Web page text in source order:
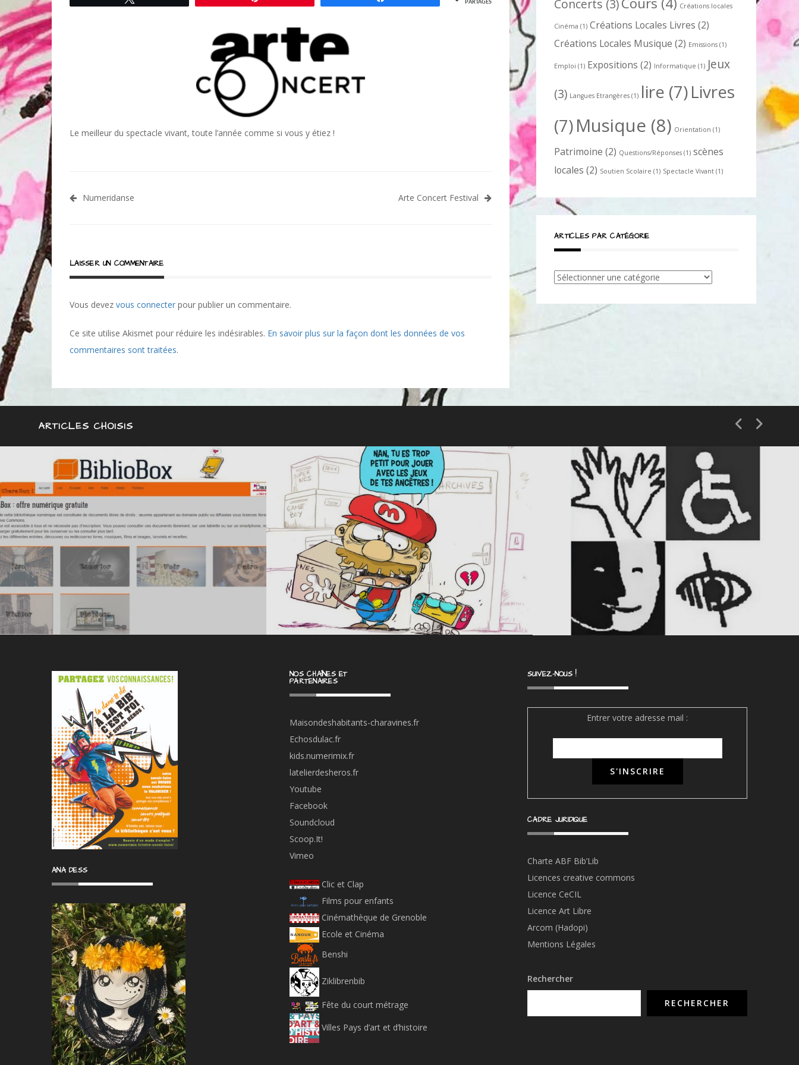
PARTAGES
Le meilleur du spectacle vivant, toute l’année comme si vous y étiez !
Navigation
Numeridanse Arte Concert Festival
LAISSER UN COMMENTAIRE
Vous devez vous connecter pour publier un commentaire.
Ce site utilise Akismet pour réduire les indésirables. En savoir plus sur la façon dont les données de vos
commentaires sont traitées.
Concerts (3) Créations locales
Cinéma (1) Créations Locales Livres (2)
Créations Locales Musique (2) Emissions (1)
Emploi (1) Expositions (2) Informatique (1) Jeux
(3) Langues Etrangères (1) lire (7)Livres
(7)Musique (8) Orientation (1)
Patrimoine (2) Questions/Réponses (1) scènes
locales (2) Soutien Scolaire (1) Spectacle Vivant (1)
ARTICLES PAR CATÉGORIE
Articles
catégorie
ARTICLES CHOISIS
ANA DESS
NOS CHAÎNES ET
PARTENAIRES
Maisondeshabitants-charavines.fr
Echosdulac.fr
kids.numerimix.fr
latelierdesheros.fr
Youtube
Facebook
Soundcloud
Scoop.It!
Vimeo
Clic et Clap
Films pour enfants
Cinémathèque de Grenoble
Ecole et Cinéma
Benshi
Ziklibrenbib
Fête du court métrage
Villes Pays d’art et d’histoire
SUIVEZ-NOUS !
Entrer votre adresse mail :
CADRE JURIDIQUE
Charte ABF Bib’Lib
Licences creative commons
Licence CeCIL
Licence Art Libre
Arcom (Hadopi)
Mentions Légales
Rechercher
RECHERCHER